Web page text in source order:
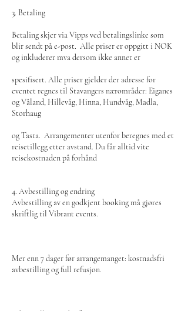
3. Betaling
Betaling skjer via Vipps ved betalingslinke som
blir sendt på e-post. Alle priser er oppgitt i NOK
og inkluderer mva dersom ikke annet er
spesifisert. Alle priser gjelder der adresse for
eventet regnes til Stavangers nærområder: Eiganes
og Våland, Hillevåg, Hinna, Hundvåg, Madla,
Storhaug
og Tasta. Arrangementer utenfor beregnes med et
reisetillegg etter avstand. Du får alltid vite
reisekostnaden på forhånd
4. Avbestilling og endring
Avbestilling av en godkjent booking må gjøres
skriftlig til Vibrant events.
Mer enn 7 dager før arrangemanget: kostnadsfri
avbestilling og full refusjon.